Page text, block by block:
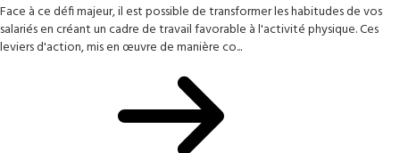
Face à ce défi majeur, il est possible de transformer les habitudes de vos
salariés en créant un cadre de travail favorable à l'activité physique. Ces
leviers d'action, mis en œuvre de manière co...